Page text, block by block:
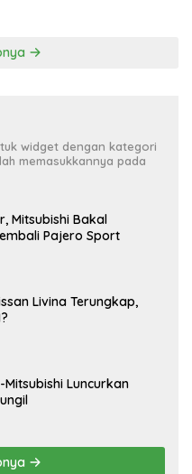
widget dengan kategori
memasukkannya pada
Mitsubishi Bakal
Pajero Sport
Livina Terungkap,
Mitsubishi Luncurkan